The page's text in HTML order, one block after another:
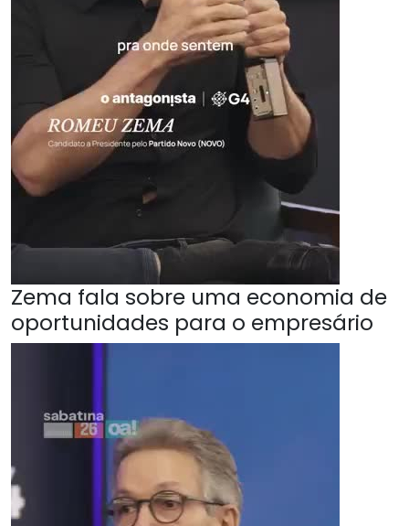
Zema fala sobre uma economia de
oportunidades para o empresário